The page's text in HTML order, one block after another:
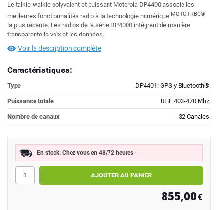
Le talkie-walkie polyvalent et puissant Motorola DP4400 associe les
meilleures fonctionnalités radio à la technologie numérique MOTOTRBO®
la plus récente. Les radios de la série DP4000 intègrent de manière
transparente la voix et les données.
Voir la description complète
Caractéristiques:
Type DP4401: GPS y Bluetooth®.
Puissance totale UHF 403-470 Mhz.
Nombre de canaux 32 Canales.
En stock. Chez vous en 48/72 heures
855,00€